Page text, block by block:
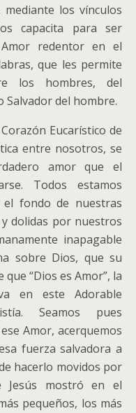
los vínculos
capacita para ser
redentor en el
que les permite
los hombres, del
Salvador del hombre.
Eucarístico de
entre nosotros, se
amor que el
Todos estamos
el fondo de nuestras
dolidas por nuestros
inapagable
sobre Dios, que su
“Dios es Amor”, la
en este Adorable
Seamos pues
Amor, acerquemos
fuerza salvadora a
hacerlo movidos por
Jesús mostró en el
pequeños, los más